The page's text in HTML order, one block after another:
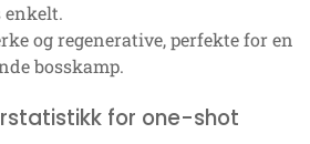
enkelt.
og regenerative, perfekte for en
bosskamp.
for one-shot